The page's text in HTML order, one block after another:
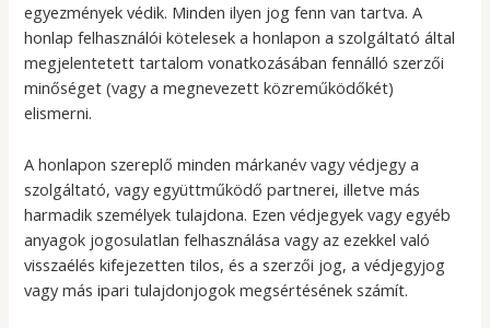
egyezmények védik. Minden ilyen jog fenn van tartva. A
honlap felhasználói kötelesek a honlapon a szolgáltató által
megjelentetett tartalom vonatkozásában fennálló szerzői
minőséget (vagy a megnevezett közreműködőkét)
elismerni.
A honlapon szereplő minden márkanév vagy védjegy a
szolgáltató, vagy együttműködő partnerei, illetve más
harmadik személyek tulajdona. Ezen védjegyek vagy egyéb
anyagok jogosulatlan felhasználása vagy az ezekkel való
visszaélés kifejezetten tilos, és a szerzői jog, a védjegyjog
vagy más ipari tulajdonjogok megsértésének számít.